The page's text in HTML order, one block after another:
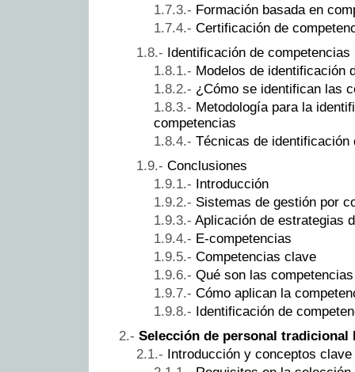
Formación basada en
Certificación de
Identificación de competencias
Modelos de identificación
¿Cómo se identifican las
Metodología para la
competencias
Técnicas de identificación
Conclusiones
Introducción
Sistemas de gestión por
Aplicación de estrategias
E-competencias
Competencias clave
Qué son las competencias
Cómo aplican la
Identificación de
Selección de personal tradicional
Introducción y conceptos clave